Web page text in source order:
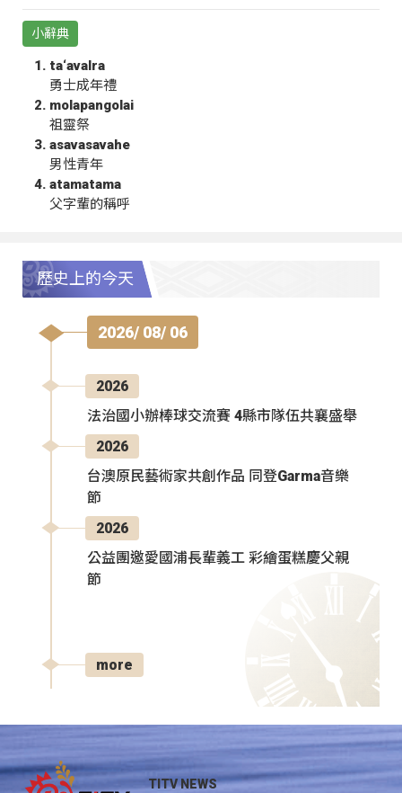
小辭典
ta‘avalra
勇士成年禮
molapangolai
祖靈祭
asavasavahe
男性青年
atamatama
父字輩的稱呼
歷史上的今天
2026/ 08/ 06
2026
法治國小辦棒球交流賽 4縣市隊伍共襄盛舉
2026
台澳原民藝術家共創作品 同登Garma音樂
節
2026
公益團邀愛國浦長輩義工 彩繪蛋糕慶父親
節
more
TITV NEWS